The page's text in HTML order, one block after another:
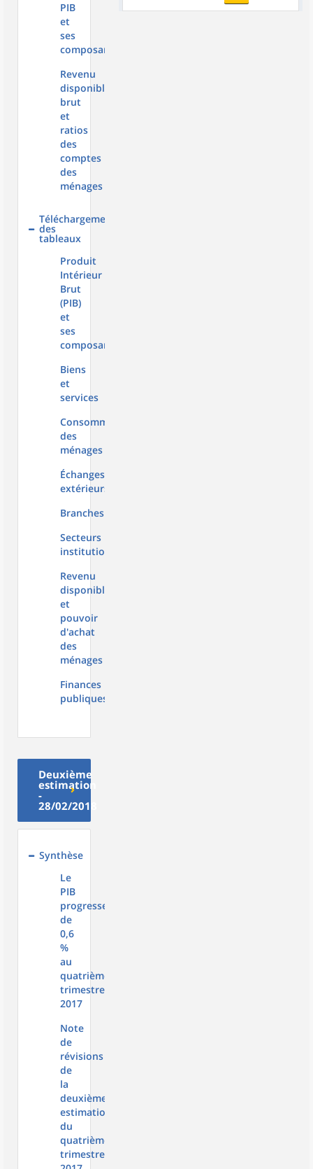
PIB
et
ses
composantes
Revenu
disponible
brut
et
ratios
des
comptes
des
ménages
Téléchargement
des
tableaux
Produit
Intérieur
Brut
(PIB)
et
ses
composantes
Biens
et
services
Consommation
des
ménages
Échanges
extérieurs
Branches
Secteurs
institutionnels
Revenu
disponible
et
pouvoir
d'achat
des
ménages
Finances
publiques
Deuxième
estimation
-
28/02/2018
Synthèse
Le
PIB
progresse
de
0,6
%
au
quatrième
trimestre
2017
Note
de
révisions
de
la
deuxième
estimation
du
quatrième
trimestre